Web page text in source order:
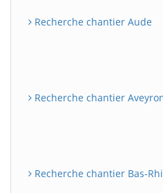
Recherche chantier Aude
Recherche chantier
Recherche chantier Bas-